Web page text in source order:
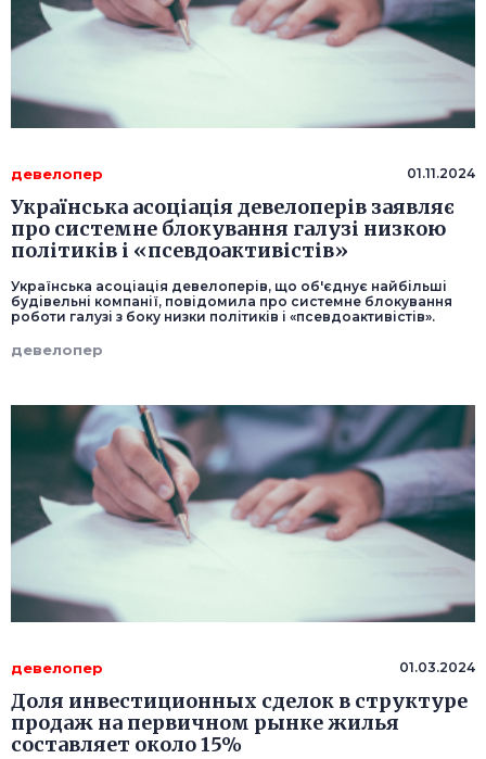
девелопер 01.11.2024
Українська асоціація девелоперів заявляє
про системне блокування галузі низкою
політиків і «псевдоактивістів»
Українська асоціація девелоперів, що об'єднує найбільші
будівельні компанії, повідомила про системне блокування
роботи галузі з боку низки політиків і «псевдоактивістів».
девелопер
девелопер 01.03.2024
Доля инвестиционных сделок в структуре
продаж на первичном рынке жилья
составляет около 15%